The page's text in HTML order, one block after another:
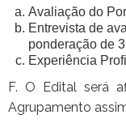
Avaliação do
Entrevista de
ponderação de
Experiência
F. O Edital será
Agrupamento